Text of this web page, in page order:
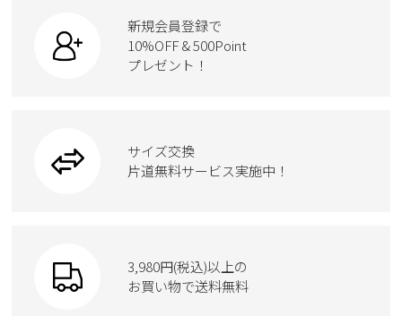
カジュアルシューズ
ワークシューズ
ウェア
moz
ローファー
ブーツ
Parade
スクール
new balance
ボディバッグ
ハンドバッグ
トートバッグ
ケア用品
新規会員登録で
10%OFF & 500Point
プレゼント！
サイズ交換
片道無料サービス実施中！
3,980円(税込)以上の
お買い物で送料無料